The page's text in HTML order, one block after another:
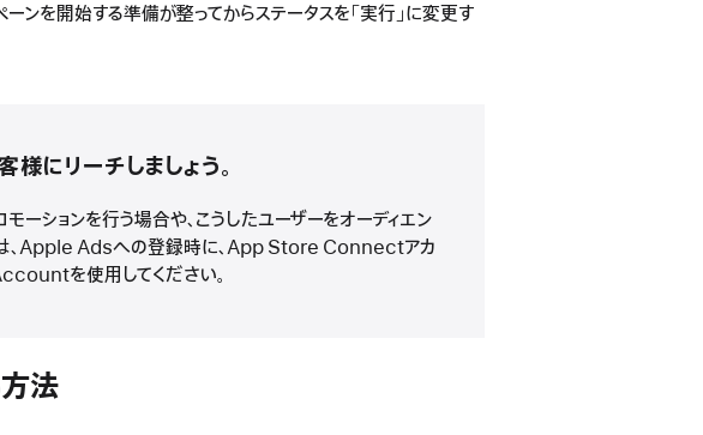
ーンを開始する準備が整ってからステータスを「実行」に変更す
にリーチしましょう。
ーションを行う場合や、こうしたユーザーをオーディエン
は、Apple Adsへの登録時に、App Store Connectアカ
を使用してください。
法